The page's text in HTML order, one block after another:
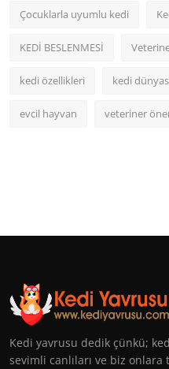
Çocuklarla uyumlu kedi
KEDİ BESLENMESİ
kedi özellikleri kedi
evcil hayvan veteriner
Kedi yavrusu dedik çünkü;
sevimli canlıları ve biz onlara